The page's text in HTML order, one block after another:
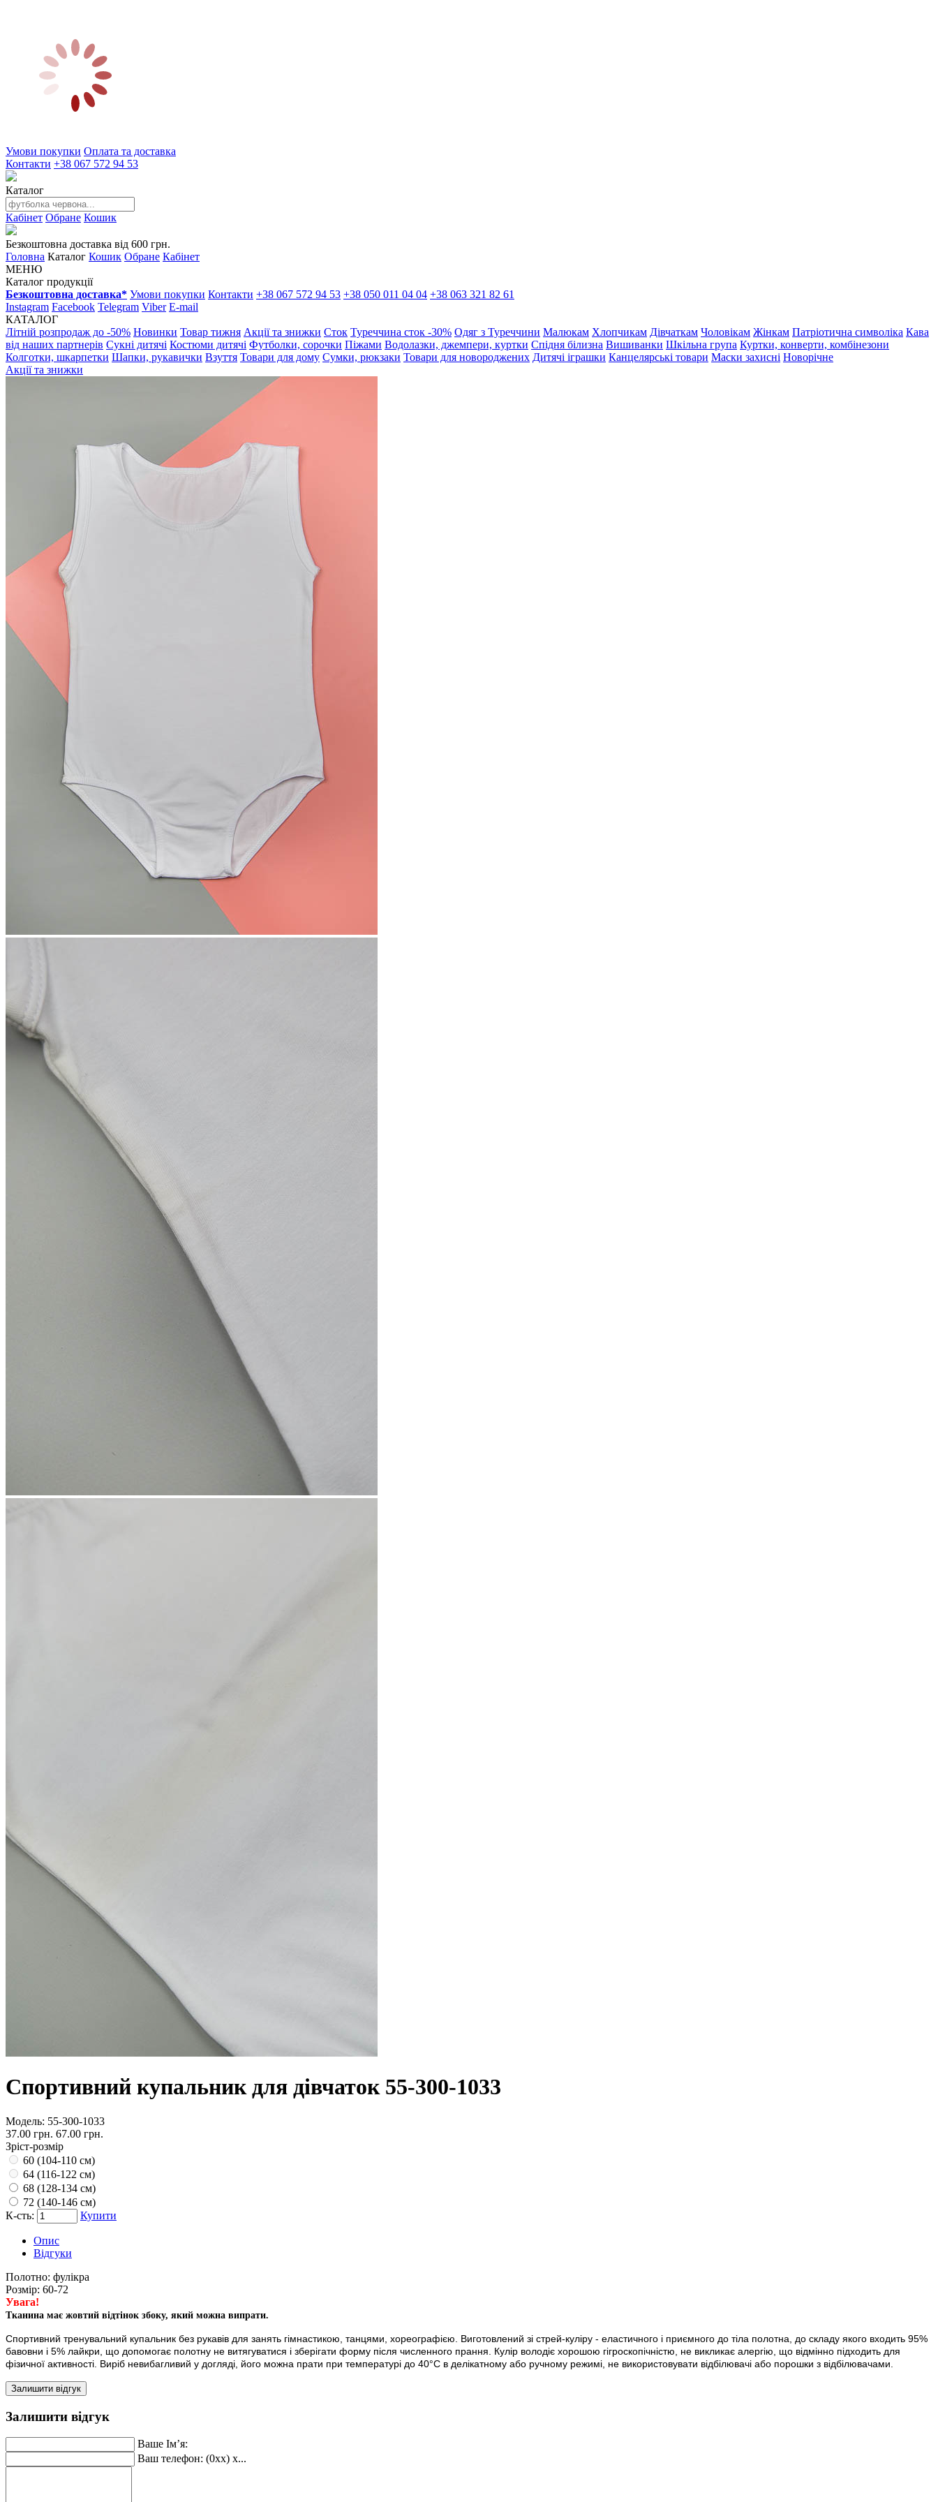
Умови покупки Оплата та доставка
Контакти +38 067 572 94 53
Каталог
Кабінет Обране Кошик
Безкоштовна доставка від 600 грн.
Головна Каталог Кошик Обране Кабінет
МЕНЮ
Каталог продукції
Безкоштовна доставка* Умови покупки Контакти +38 067 572 94 53 +38 050 011 04 04 +38 063 321 82 61
Instagram Facebook Telegram Viber E-mail
КАТАЛОГ
Літній розпродаж до -50% Новинки Товар тижня Акції та знижки Сток Туреччина сток -30% Одяг з Туреччини Малюкам Хлопчикам Дівчаткам Чоловікам Жінкам Патріотична символіка Кава
від наших партнерів Сукні дитячі Костюми дитячі Футболки, сорочки Піжами Водолазки, джемпери, куртки Спідня білизна Вишиванки Шкільна група Куртки, конверти, комбінезони
Колготки, шкарпетки Шапки, рукавички Взуття Товари для дому Сумки, рюкзаки Товари для новороджених Дитячі іграшки Канцелярські товари Маски захисні Новорічне
Акції та знижки
Спортивний купальник для дівчаток 55-300-1033
Модель: 55-300-1033
37.00 грн. 67.00 грн.
Зріст-розмір
60 (104-110 см)
64 (116-122 см)
68 (128-134 см)
72 (140-146 см)
К-сть:
Купити
Опис
Відгуки
Полотно: фулікра
Розмір: 60-72
Увага!
Тканина має жовтий відтінок збоку, який можна випрати.
Спортивний тренувальний купальник без рукавів для занять гімнастикою, танцями, хореографією. Виготовлений зі стрей-куліру - еластичного і приємного до тіла полотна, до складу якого входить 95%
бавовни і 5% лайкри, що допомогає полотну не витягуватися і зберігати форму після численного прання. Кулір володіє хорошою гігроскопічністю, не викликає алергію, що відмінно підходить для
фізичної активності. Виріб невибагливий у догляді, його можна прати при температурі до 40°С в делікатному або ручному режимі, не використовувати відбілювачі або порошки з відбілювачами.
Залишити відгук
Залишити відгук
Ваше Ім’я:
Ваш телефон: (0xx) x...